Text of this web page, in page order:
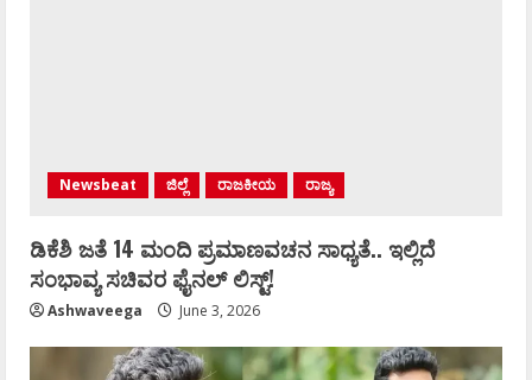
Newsbeat ಜಿಲ್ಲೆ ರಾಜಕೀಯ ರಾಜ್ಯ
ಡಿಕೆಶಿ ಜತೆ 14 ಮಂದಿ ಪ್ರಮಾಣವಚನ ಸಾಧ್ಯತೆ.. ಇಲ್ಲಿದೆ
ಸಂಭಾವ್ಯ ಸಚಿವರ ಫೈನಲ್ ಲಿಸ್ಟ್‌!
Ashwaveega June 3, 2026